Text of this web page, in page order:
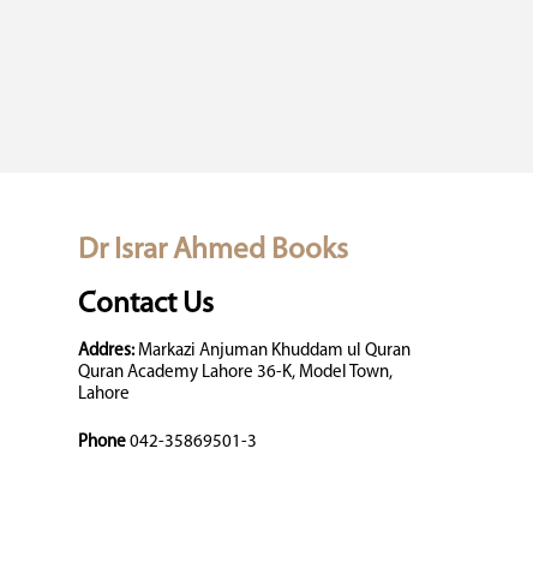
Dr Israr Ahmed Books
Contact Us
Addres:Markazi Anjuman Khuddam ul Quran
Quran Academy Lahore 36-K, Model Town,
Lahore
Phone 042-35869501-3